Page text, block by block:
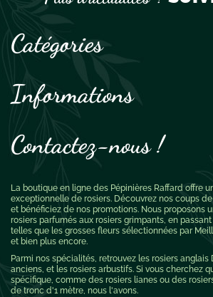
Catégories
Informations
Contactez-nous !
La boutique en ligne des Pépinières Raffard offre
exceptionnelle de rosiers. Découvrez nos coups
et bénéficiez de nos promotions. Nous proposons
rosiers parfumés aux rosiers grimpants, en
telles que les grosses fleurs sélectionnées par
et bien plus encore.
Parmi nos spécialités, retrouvez les rosiers anglais
anciens, et les rosiers arbustifs. Si vous cherchez
spécifique, comme des rosiers lianes ou des
de tronc d'1 mètre, nous l'avons.